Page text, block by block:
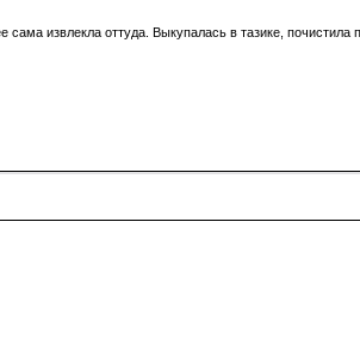
извлекла оттуда. Выкупалась в тазике,